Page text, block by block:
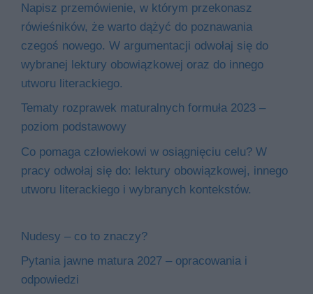
Napisz przemówienie, w którym przekonasz
rówieśników, że warto dążyć do poznawania
czegoś nowego. W argumentacji odwołaj się do
wybranej lektury obowiązkowej oraz do innego
utworu literackiego.
Tematy rozprawek maturalnych formuła 2023 –
poziom podstawowy
Co pomaga człowiekowi w osiągnięciu celu? W
pracy odwołaj się do: lektury obowiązkowej, innego
utworu literackiego i wybranych kontekstów.
Nudesy – co to znaczy?
Pytania jawne matura 2027 – opracowania i
odpowiedzi